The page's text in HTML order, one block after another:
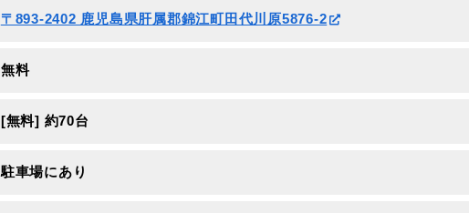
〒893-2402 鹿児島県肝属郡錦江町田代川原5876-2
無料
[無料] 約70台
駐車場にあり